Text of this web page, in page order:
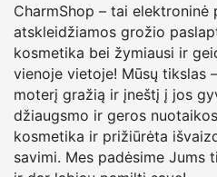
CharmShop – tai elektroninė
atskleidžiamos grožio
kosmetika bei žymiausi ir
vienoje vietoje! Mūsų tikslas
moterį gražią ir įneštį į jos
džiaugsmo ir geros
kosmetika ir prižiūrėta
savimi. Mes padėsime Jums